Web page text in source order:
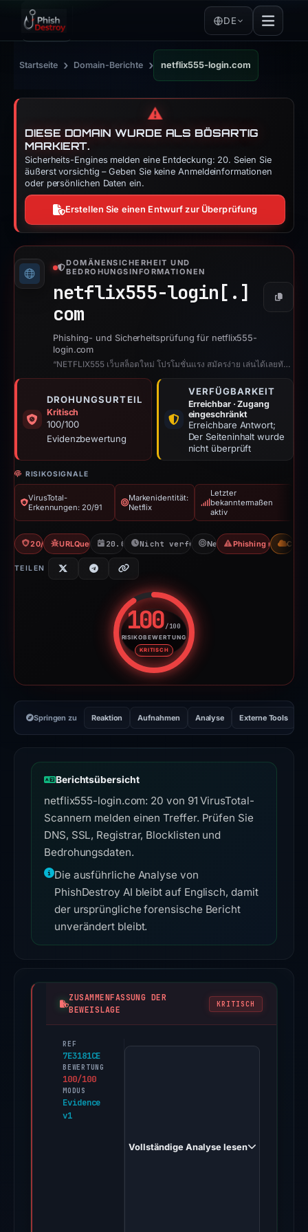
DE
Startseite › Domain-Berichte › netflix555-login.com
⚠️
DIESE DOMAIN WURDE ALS BÖSARTIG
MARKIERT.
Sicherheits-Engines melden eine Entdeckung: 20. Seien Sie
äußerst vorsichtig – Geben Sie keine Anmeldeinformationen
oder persönlichen Daten ein.
Erstellen Sie einen Entwurf zur Überprüfung
DOMÄNENSICHERHEIT UND
BEDROHUNGSINFORMATIONEN
netflix555-login[.]
com
Phishing- und Sicherheitsprüfung für netflix555-
login.com
“NETFLIX555 เว็บสล็อตใหม่ โปรโมชั่นแรง สมัครง่าย เล่นได้เลยทันที”
DROHUNGSURTEIL
Kritisch
100/100
Evidenzbewertung
VERFÜGBARKEIT
Erreichbar · Zugang
eingeschränkt
Erreichbare Antwort;
Der Seiteninhalt wurde
nicht überprüft
RISIKOSIGNALE
VirusTotal-
Erkennungen: 20/91
Markenidentität:
Netflix
Letzter
bekanntermaßen
aktiv
20/91 VTURLQuery: 2 detections
20.05.2026Nicht verfügbar seit 20.07.2026
NetflixPhishing nachCDN
TEILEN
100/100
RISIKOBEWERTUNG
KRITISCH
Risikobewertung: 100 von
Springen zu Reaktion Aufnahmen Analyse Externe Tools
Berichtsübersicht
netflix555-login.com: 20 von 91 VirusTotal-
Scannern melden einen Treffer. Prüfen Sie
DNS, SSL, Registrar, Blocklisten und
Bedrohungsdaten.
Die ausführliche Analyse von
PhishDestroy AI bleibt auf Englisch, damit
der ursprüngliche forensische Bericht
unverändert bleibt.
ZUSAMMENFASSUNG DER
BEWEISLAGE
KRITISCH
REF
7E3181CE
BEWERTUNG
100/100
MODUS
Evidence
v1
PhishDestroy
May
Vollständige Analyse lesen